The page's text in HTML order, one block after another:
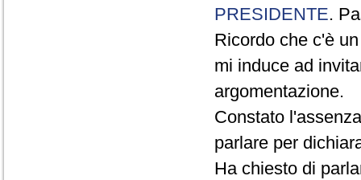
PRESIDENTE.
Ricordo che c'è
mi induce ad
argomentazione.
Constato
parlare per
Ha chiesto di